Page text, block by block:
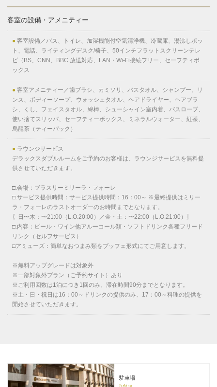
客室の設備・アメニティー
● 客室設備／バス、トイレ、加湿機能付空気清浄機、冷蔵庫、湯沸しポッ
ト、電話、ライティングデスク/椅子、50インチフラットスクリーンテレ
ビ（BS、CNN、BBC 放送対応、LAN・Wi-Fi接続フリー、セーフティボ
ックス
● 客室アメニティー／歯ブラシ、カミソリ、バスタオル、シャンプー、リ
ンス、ボディーソープ、ウォッシュタオル、ヘアドライヤー、ヘアブラ
シ、くし、フェイスタオル、綿棒、シューシャイン室内着、バスローブ、
使い捨てスリッパ、セーフティーボックス、ミネラルウォーター、紅茶、
烏龍茶（ティーパック）
● ラウンジサービス
デラックスダブルルームをご予約のお客様は、ラウンジサービスを無料提
供させていただきます。
□.会場：ブラスリーミリーラ・フォーレ
□.サービス提供時間：サービス提供時間：16：00～ ※最終提供はミリー
ラ・フォーレのラストオーダーのお時間までとなります。
〖日〜木：〜21:00（L.O.20:00）／金・土：〜22:00（L.O.21:00）〗
□.内容：ビール・ワイン他アルーコール類・ソフトドリンク各種フリード
リンク（セルフサービス）
□アミューズ：簡単なおつまみ類をブッフェ形式にてご用意します。
※無料アップグレードは対象外
※一部対象外プラン（ご予約サイト）あり
※ご利用回数は1泊につき1回のみ、滞在時間90分までとなります。
※土・日・祝日は16：00～ドリンクの提供のみ、17：00～料理の提供を
開始させていただきます。
駐車場
Parking